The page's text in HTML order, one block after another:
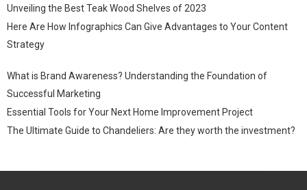
Unveiling the Best Teak Wood Shelves of 2023
Here Are How Infographics Can Give Advantages to Your Content
Strategy
What is Brand Awareness? Understanding the Foundation of
Successful Marketing
Essential Tools for Your Next Home Improvement Project
The Ultimate Guide to Chandeliers: Are they worth the investment?